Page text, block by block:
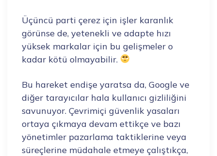
Üçüncü parti çerez için işler karanlık
görünse de, yetenekli ve adapte hızı
yüksek markalar için bu gelişmeler o
kadar kötü olmayabilir.
Bu hareket endişe yaratsa da, Google ve
diğer tarayıcılar hala kullanıcı gizliliğini
savunuyor. Çevrimiçi güvenlik yasaları
ortaya çıkmaya devam ettikçe ve bazı
yönetimler pazarlama taktiklerine veya
süreçlerine müdahale etmeye çalıştıkça,